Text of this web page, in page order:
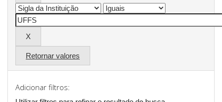
Retornar valores
Adicionar filtros: